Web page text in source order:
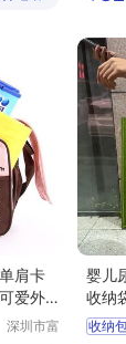
肩卡
爱外
深圳市富
婴儿
收纳
收纳